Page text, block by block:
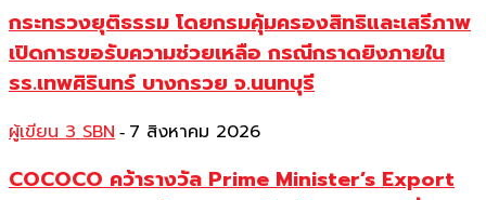
กระทรวงยุติธรรม โดยกรมคุ้มครองสิทธิและเสรีภาพ
เปิดการขอรับความช่วยเหลือ กรณีกราดยิงภายใน
รร.เทพศิรินทร์ บางกรวย จ.นนทบุรี
ผู้เขียน 3 SBN - 7 สิงหาคม 2026
COCOCO คว้ารางวัล Prime Minister’s Export